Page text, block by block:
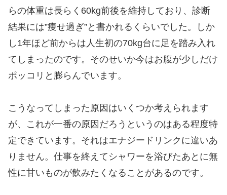
らの体重は長らく60kg前後を維持しており、診断
結果には”痩せ過ぎ”と書かれるくらいでした。しか
し1年ほど前からは人生初の70kg台に足を踏み入れ
てしまったのです。そのせいか今はお腹が少しだけ
ポッコリと膨らんでいます。
こうなってしまった原因はいくつか考えられます
が、これが一番の原因だろうというのはある程度特
定できています。それはエナジードリンクに違いあ
りません。仕事を終えてシャワーを浴びたあとに無
性に甘いものが飲みたくなることがあるのです。